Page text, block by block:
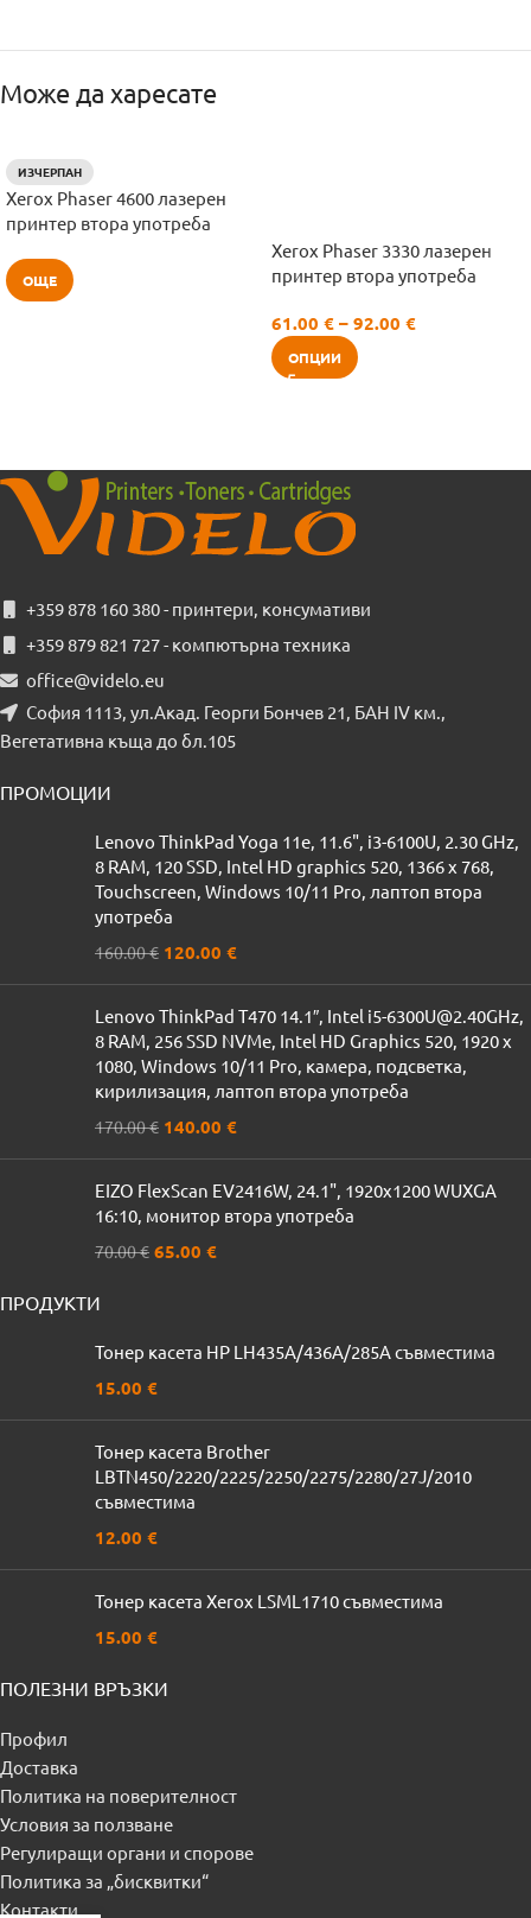
Може да харесате
ИЗЧЕРПАН
Xerox Phaser 4600 лазерен
принтер втора употреба
ОЩЕ
Xerox Phaser 3330 лазерен
принтер втора употреба
61.00 € – 92.00 €
ОПЦИИ
+359 878 160 380 - принтери, консумативи
+359 879 821 727 - компютърна техника
office@videlo.eu
София 1113, ул.Акад. Георги Бончев 21, БАН IV км.,
Вегетативна къща до бл.105
ПРОМОЦИИ
Lenovo ThinkPad Yoga 11e, 11.6", i3-6100U, 2.30 GHz,
8 RAM, 120 SSD, Intel HD graphics 520, 1366 x 768,
Touchscreen, Windows 10/11 Pro, лаптоп втора
употреба
160.00€ 120.00 €
Lenovo ThinkPad T470 14.1″, Intel i5-6300U@2.40GHz,
8 RAM, 256 SSD NVMe, Intel HD Graphics 520, 1920 x
1080, Windows 10/11 Pro, камера, подсветка,
кирилизация, лаптоп втора употреба
170.00€ 140.00 €
EIZO FlexScan EV2416W, 24.1", 1920x1200 WUXGA
16:10, монитор втора употреба
70.00€ 65.00 €
ПРОДУКТИ
Тонер касета HP LH435A/436A/285A съвместима
15.00 €
Тонер касета Brother
LBTN450/2220/2225/2250/2275/2280/27J/2010
съвместима
12.00 €
Тонер касета Xerox LSML1710 съвместима
15.00 €
ПОЛЕЗНИ ВРЪЗКИ
Профил
Доставка
Политика на поверителност
Условия за ползване
Регулиращи органи и спорове
Политика за „бисквитки“
Контакти